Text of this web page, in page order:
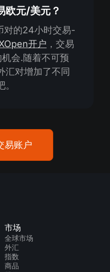
欧元/美元？
对的24小时交易-
开户 ，交易
会.随着不可预
汇对增加了不同
易账户
市场
全球市场
外汇
指数
商品